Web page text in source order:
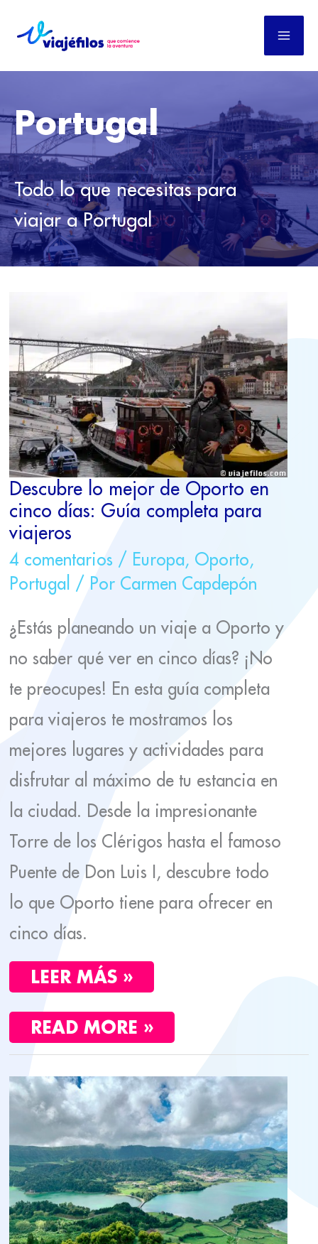
contenido
Portugal
Todo lo que necesitas para
viajar a Portugal
Descubre lo mejor de Oporto en
cinco días: Guía completa para
viajeros
4 comentarios / Europa, Oporto,
Portugal / Por Carmen Capdepón
¿Estás planeando un viaje a Oporto y
no saber qué ver en cinco días? ¡No
te preocupes! En esta guía completa
para viajeros te mostramos los
mejores lugares y actividades para
disfrutar al máximo de tu estancia en
la ciudad. Desde la impresionante
Torre de los Clérigos hasta el famoso
Puente de Don Luis I, descubre todo
lo que Oporto tiene para ofrecer en
cinco días.
LEER MÁS »
MEJOR
DE
OPORTO
EN
CINCO
DÍAS:
GUÍA
COMPLETA
PARA
VIAJEROS
READ MORE »
CUÁNTO
CUESTA
VIAJAR
A
AZORES